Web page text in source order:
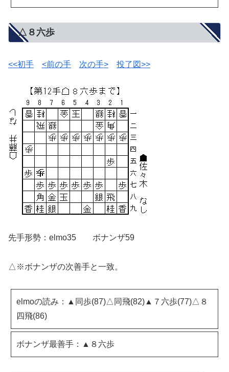
△８六歩
<<初手 <前の手 次の手> 投了図>>
先手形勢：elmo35 ボナンザ59
△※ボナンザの次善手と一致。
elmoの読み：▲同歩(87)△同飛(82)▲７六歩(77)△８
四飛(86)
ボナンザ最善手：▲８六歩